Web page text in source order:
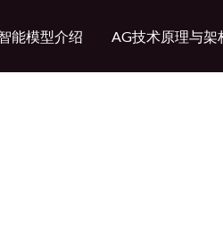
能模型介绍 AG技术原理与架